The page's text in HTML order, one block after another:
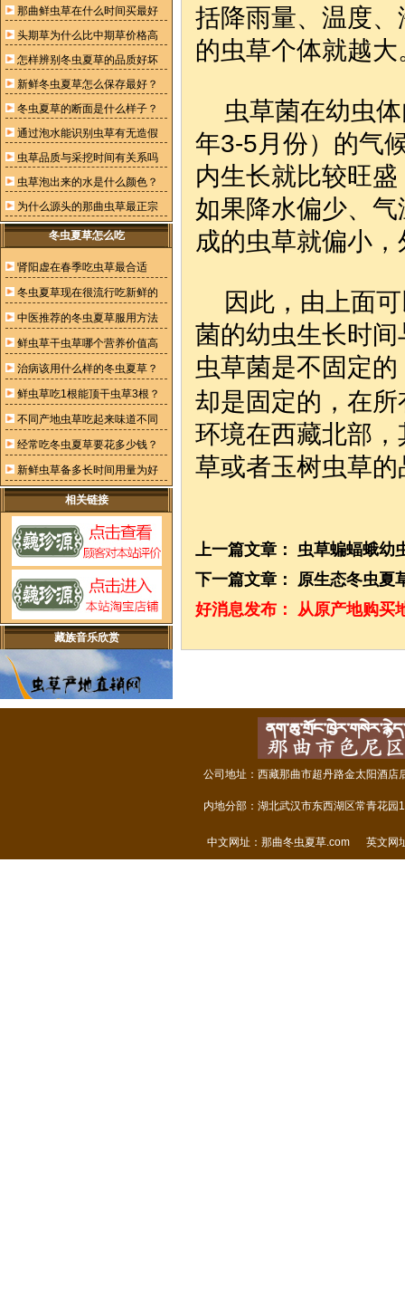
那曲鲜虫草在什么时间买最好
头期草为什么比中期草价格高
怎样辨别冬虫夏草的品质好坏
新鲜冬虫夏草怎么保存最好？
冬虫夏草的断面是什么样子？
通过泡水能识别虫草有无造假
虫草品质与采挖时间有关系吗
虫草泡出来的水是什么颜色？
为什么源头的那曲虫草最正宗
冬虫夏草怎么吃
肾阳虚在春季吃虫草最合适
冬虫夏草现在很流行吃新鲜的
中医推荐的冬虫夏草服用方法
鲜虫草干虫草哪个营养价值高
治病该用什么样的冬虫夏草？
鲜虫草吃1根能顶干虫草3根？
不同产地虫草吃起来味道不同
经常吃冬虫夏草要花多少钱？
新鲜虫草备多长时间用量为好
相关链接
藏族音乐欣赏
括降雨量、温度
的虫草个体就越大
虫草菌在幼虫体
年3-5月份）的气
内生长就比较旺
如果降水偏少、
成的虫草就偏小
因此，由上面可
菌的幼虫生长时
虫草菌是不固定
却是固定的，在所
环境在西藏北部
草或者玉树虫草
上一篇文章： 虫草蝙蝠蛾幼
下一篇文章： 原生态冬虫夏
好消息发布： 从原产地购买
公司地址：西藏那曲市超丹路金太阳酒
内地分部：湖北武汉市东西湖区常青
中文网址： 那曲冬虫夏草.com 英文网